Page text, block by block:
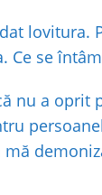
s
A
p
je
a
ă
lovitura.
Ce se
nu a oprit
mă